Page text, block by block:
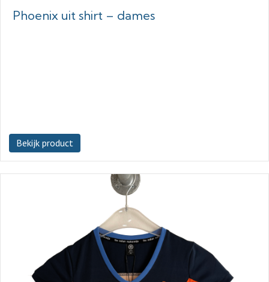
Phoenix uit shirt – dames
Bekijk product